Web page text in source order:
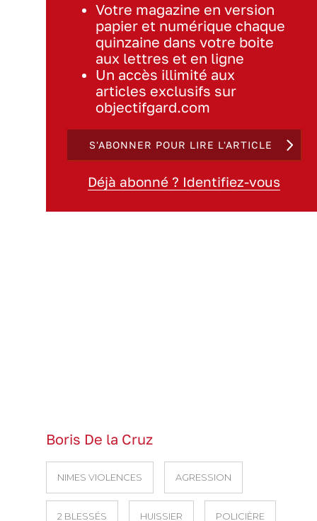
Votre magazine en version
papier et numérique chaque
quinzaine dans votre boite
aux lettres et en ligne
Un accès illimité aux
articles exclusifs sur
objectifgard.com
S'ABONNER POUR LIRE L'ARTICLE
Déjà abonné ? Identifiez-vous
Boris De la Cruz
NIMES VIOLENCES AGRESSION
2 BLESSÉS HUISSIER POLICIÈRE